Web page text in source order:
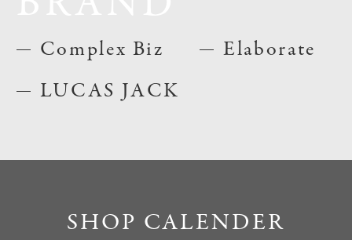
Complex Biz
LUCAS JACK
Elaborate
SHOP CALENDER